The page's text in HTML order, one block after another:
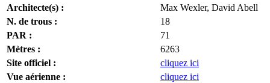
Architecte(s) :
Max Wexler, David Abell
N. de trous :
18
PAR :
71
Mètres :
6263
Site officiel :
cliquez ici
Vue aérienne :
cliquez ici